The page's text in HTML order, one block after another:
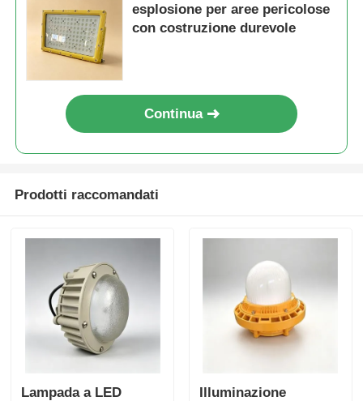
esplosione per aree pericolose
con costruzione durevole
Continua
Prodotti raccomandati
Lampada a LED
Illuminazione